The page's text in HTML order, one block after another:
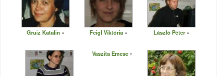
Gruiz Katalin Feigl Viktória László Péter
Vaszita Emese